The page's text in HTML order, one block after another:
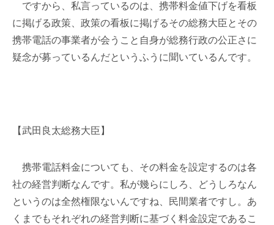
ですから、私言っているのは、携帯料金値下げを看板
に掲げる政策、政策の看板に掲げるその総務大臣とその
携帯電話の事業者が会うこと自身が総務行政の公正さに
疑念が募っているんだというふうに聞いているんです。
【武田良太総務大臣】
携帯電話料金についても、その料金を設定するのは各
社の経営判断なんです。私が幾らにしろ、どうしろなん
というのは全然権限ないんですね、民間業者ですし。あ
くまでもそれぞれの経営判断に基づく料金設定であるこ